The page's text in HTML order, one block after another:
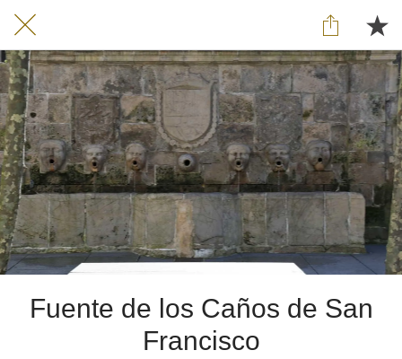
Fuente de los Caños de San
Francisco